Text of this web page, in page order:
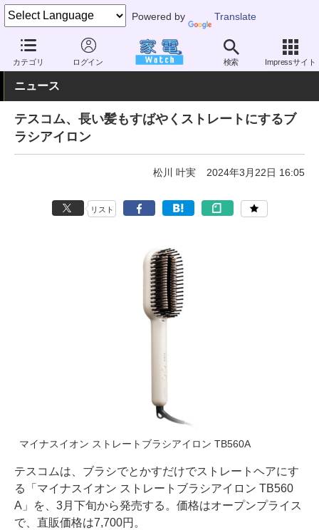
Powered by Translate
カテゴリ ログイン 検索 Impressサイト
家電 Watch ヘルスケア 美容家電 ヘアーアイロン
ニュース
テスコム、長い髪もすばやくストレートにするブ
ラシアイロン
松川 叶実 2024年3月22日 16:05
リスト
マイナスイオン ストレートブラシアイロン TB560A
テスコムは、ブラシでとかすだけでストレートヘアにす
る「マイナスイオン ストレートブラシアイロン TB560
A」を、3月下旬から発売する。価格はオープンプライス
で、直販価格は7,700円。